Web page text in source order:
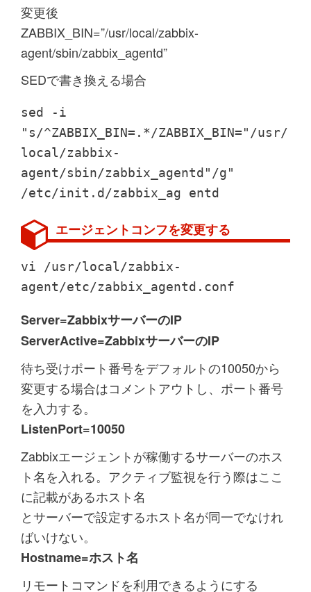
変更後
ZABBIX_BIN=”/usr/local/zabbix-
agent/sbin/zabbix_agentd”
SEDで書き換える場合
sed -i
"s/^ZABBIX_BIN=.*/ZABBIX_BIN="/usr/
local/zabbix-
agent/sbin/zabbix_agentd"/g"
/etc/init.d/zabbix_ag entd
エージェントコンフを変更する
vi /usr/local/zabbix-
agent/etc/zabbix_agentd.conf
Server=ZabbixサーバーのIP
ServerActive=ZabbixサーバーのIP
待ち受けポート番号をデフォルトの10050から
変更する場合はコメントアウトし、ポート番号
を入力する。
ListenPort=10050
Zabbixエージェントが稼働するサーバーのホス
ト名を入れる。アクティブ監視を行う際はここ
に記載があるホスト名
とサーバーで設定するホスト名が同一でなけれ
ばいけない。
Hostname=ホスト名
リモートコマンドを利用できるようにする